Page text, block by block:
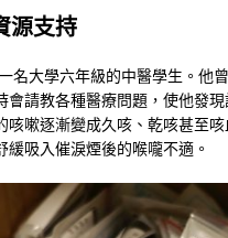
源支持
名大學六年級的中醫學生。他
請教各種醫療問題，使他發
嗽逐漸變成久咳、乾咳甚至
吸入催淚煙後的喉嚨不適。